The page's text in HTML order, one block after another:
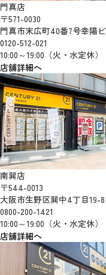
門真店
〒571-0030
門真市末広町40番7号幸陽
0120-512-021
10:00～19:00（火・水定休）
店舗詳細へ
南巽店
〒544-0013
大阪市生野区巽中4丁目19-
0800-200-1421
10:00～19:00（火・水定休）
店舗詳細へ